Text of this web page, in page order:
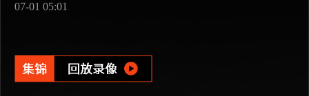
07-01 05:01